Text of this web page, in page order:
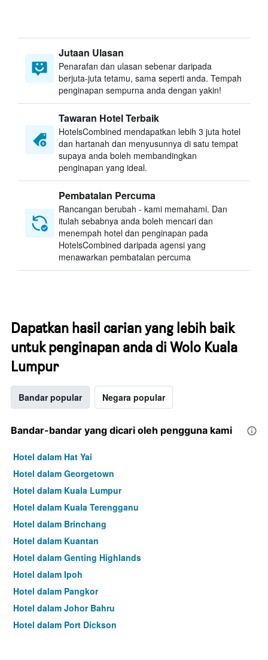
Jutaan Ulasan
Penarafan dan ulasan sebenar daripada
berjuta-juta tetamu, sama seperti anda. Tempah
penginapan sempurna anda dengan yakin!
Tawaran Hotel Terbaik
HotelsCombined mendapatkan lebih 3 juta hotel
dan hartanah dan menyusunnya di satu tempat
supaya anda boleh membandingkan
penginapan yang ideal.
Pembatalan Percuma
Rancangan berubah - kami memahami. Dan
itulah sebabnya anda boleh mencari dan
menempah hotel dan penginapan pada
HotelsCombined daripada agensi yang
menawarkan pembatalan percuma
Dapatkan hasil carian yang lebih baik
untuk penginapan anda di Wolo Kuala
Lumpur
Bandar popular Negara popular
Bandar-bandar yang dicari oleh pengguna kami
Hotel dalam Hat Yai
Hotel dalam Georgetown
Hotel dalam Kuala Lumpur
Hotel dalam Kuala Terengganu
Hotel dalam Brinchang
Hotel dalam Kuantan
Hotel dalam Genting Highlands
Hotel dalam Ipoh
Hotel dalam Pangkor
Hotel dalam Johor Bahru
Hotel dalam Port Dickson